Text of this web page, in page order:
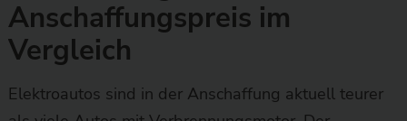
Anschaffungspreis im
Vergleich
Elektroautos sind in der Anschaffung aktuell teurer